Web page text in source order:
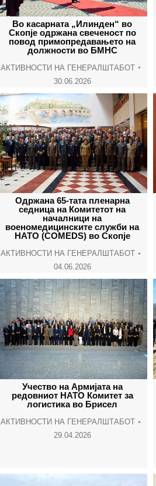
Во касарната „Илинден“ во
Скопје одржана свеченост по
повод примопредавањето на
должности во БМНС
АКТИВНОСТИ НА ГЕНЕРАЛШТАБОТ
30.06.2026
Одржана 65-тата пленарна
седница на Комитетот на
началници на
военомедицинските служби на
НАТО (COMEDS) во Скопје
АКТИВНОСТИ НА ГЕНЕРАЛШТАБОТ
04.06.2026
Учество на Армијата на
редовниот НАТО Комитет за
логистика во Брисел
АКТИВНОСТИ НА ГЕНЕРАЛШТАБОТ
29.04.2026